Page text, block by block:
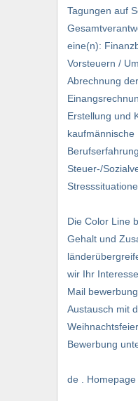
Tagungen auf
eine(n):
Vorsteuern /
Abrechnung
Erstellung und
Steuer-/
Die Color Line
Gehalt und
wir Ihr
Mail
Austausch mit
Bewerbung
de .